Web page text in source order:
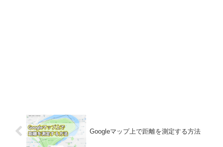
Googleマップ上で距離を測定する方法